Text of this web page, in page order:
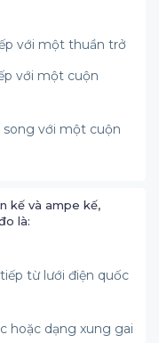
với một thuần trở
với một cuộn
với một cuộn
kế và ampe kế,
là:
từ lưới điện quốc
hoặc dạng xung gai